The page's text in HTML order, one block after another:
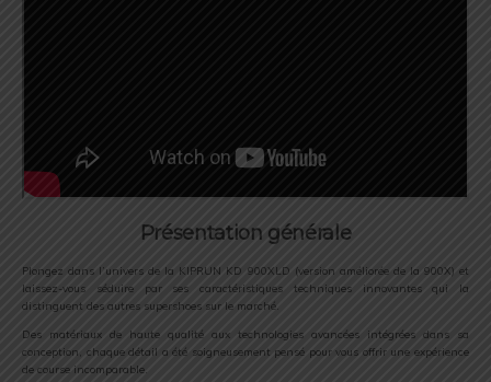
Présentation générale
Plongez dans l’univers de la KIPRUN KD 900XLD (version améliorée de la 900X) et
laissez-vous séduire par ses caractéristiques techniques innovantes qui la
distinguent des autres supershoes sur le marché.
Des matériaux de haute qualité aux technologies avancées intégrées dans sa
conception, chaque détail a été soigneusement pensé pour vous offrir une expérience
de course incomparable.